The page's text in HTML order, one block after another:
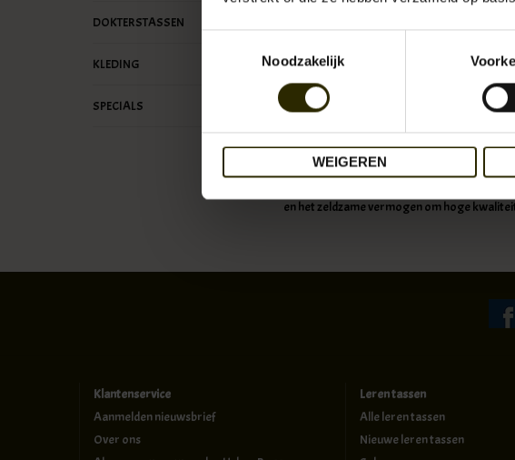
Noodzakelijk
WEIGEREN
DOKTERSTASSEN
KLEDING
SPECIALS
Toen Leohnard Mayser in 1800 de deuren
van Napoleon was. Sinds de dagen van
en het zeldzame vermogen om hoge
Klantenservice
Aanmelden nieuwsbrief
Over ons
Leren tassen
Alle leren tassen
Nieuwe leren tassen